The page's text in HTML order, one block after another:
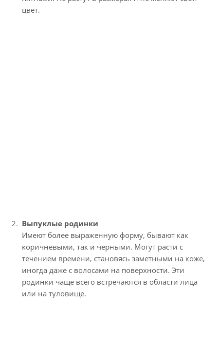
цвет.
Выпуклые родинки
Имеют более выраженную форму, бывают как
коричневыми, так и черными. Могут расти с
течением времени, становясь заметными на коже,
иногда даже с волосами на поверхности. Эти
родинки чаще всего встречаются в области лица
или на туловище.